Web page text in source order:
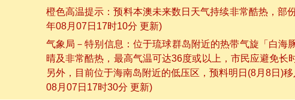
橙色高温提示：预料本澳未来数日天气持续非常酷热，部
年08月07日17时10分 更新)
气象局－特别信息：位于琉球群岛附近的热带气旋「白
晴及非常酷热，最高气温可达36度或以上，市民应避免长
另外，目前位于海南岛附近的低压区，预料明日(8月8日)
08月07日17时30分 更新)